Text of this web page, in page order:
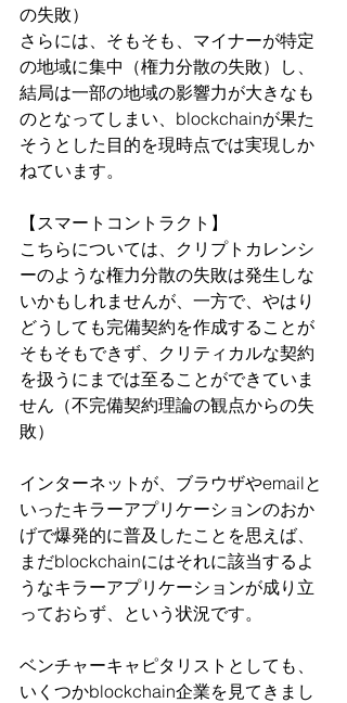
の失敗）
さらには、そもそも、マイナーが特定
の地域に集中（権力分散の失敗）し、
結局は一部の地域の影響力が大きなも
のとなってしまい、blockchainが果た
そうとした目的を現時点では実現しか
ねています。
【スマートコントラクト】
こちらについては、クリプトカレンシ
ーのような権力分散の失敗は発生しな
いかもしれませんが、一方で、やはり
どうしても完備契約を作成することが
そもそもできず、クリティカルな契約
を扱うにまでは至ることができていま
せん（不完備契約理論の観点からの失
敗）
インターネットが、ブラウザやemailと
いったキラーアプリケーションのおか
げで爆発的に普及したことを思えば、
まだblockchainにはそれに該当するよ
うなキラーアプリケーションが成り立
っておらず、という状況です。
ベンチャーキャピタリストとしても、
いくつかblockchain企業を見てきまし